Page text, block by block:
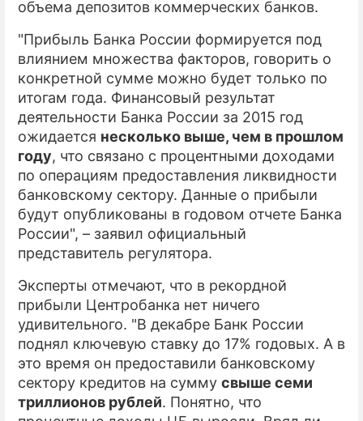
объема депозитов коммерческих банков.
"Прибыль Банка России формируется под
влиянием множества факторов, говорить о
конкретной сумме можно будет только по
итогам года. Финансовый результат
деятельности Банка России за 2015 год
ожидается несколько выше, чем в прошлом
году, что связано с процентными доходами
по операциям предоставления ликвидности
банковскому сектору. Данные о прибыли
будут опубликованы в годовом отчете Банка
России", – заявил официальный
представитель регулятора.
Эксперты отмечают, что в рекордной
прибыли Центробанка нет ничего
удивительного. "В декабре Банк России
поднял ключевую ставку до 17% годовых. А в
это время он предоставили банковскому
сектору кредитов на сумму свыше семи
триллионов рублей. Понятно, что